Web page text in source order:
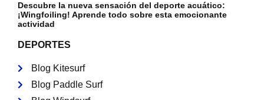
Descubre la nueva sensación del deporte acuático:
¡Wingfoiling! Aprende todo sobre esta emocionante
actividad
DEPORTES
Blog Kitesurf
Blog Paddle Surf